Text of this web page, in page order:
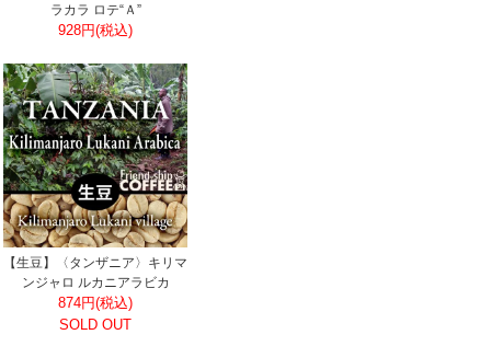
ラカラ ロテ“Ａ”
928円(税込)
【生豆】〈タンザニア〉キリマ
ンジャロ ルカニアラビカ
874円(税込)
SOLD OUT